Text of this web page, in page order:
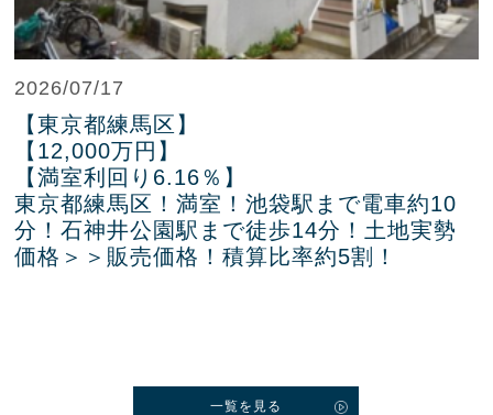
2026/07/17
【東京都練馬区】
【12,000万円】
【満室利回り6.16％】
東京都練馬区！満室！池袋駅まで電車約10
分！石神井公園駅まで徒歩14分！土地実勢
価格＞＞販売価格！積算比率約5割！
一覧を見る